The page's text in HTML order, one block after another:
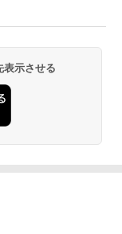
表示させる